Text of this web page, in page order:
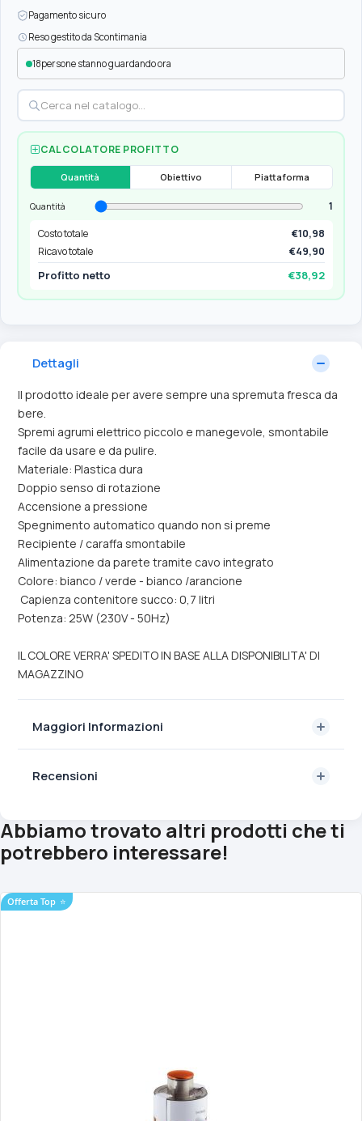
Pagamento sicuro
Reso gestito da Scontimania
18persone stanno guardando ora
CALCOLATORE PROFITTO
Quantità Obiettivo Piattaforma
Quantità
1
Costo totale
€10,98
Ricavo totale
€49,90
Profitto netto €38,92
Dettagli
Il prodotto ideale per avere sempre una spremuta fresca da
bere.
Spremi agrumi elettrico piccolo e manegevole, smontabile
facile da usare e da pulire.
Materiale: Plastica dura
Doppio senso di rotazione
Accensione a pressione
Spegnimento automatico quando non si preme
Recipiente / caraffa smontabile
Alimentazione da parete tramite cavo integrato
Colore: bianco / verde - bianco /arancione
Capienza contenitore succo: 0,7 litri
Potenza: 25W (230V - 50Hz)
IL COLORE VERRA' SPEDITO IN BASE ALLA DISPONIBILITA' DI
MAGAZZINO
Maggiori Informazioni
Recensioni
Abbiamo trovato altri prodotti che ti
potrebbero interessare!
Offerta Top ⭐